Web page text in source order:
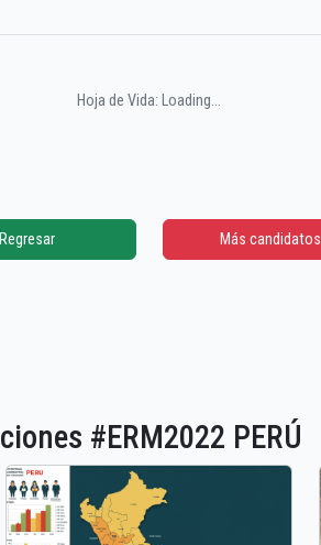
Hoja de Vida: Loading...
Regresar Más candidatos
#ERM2022 PERÚ